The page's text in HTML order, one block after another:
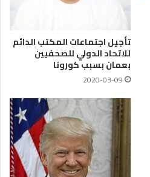
تأجيل اجتماعات المكتب الدائم
للاتحاد الدولي للصحفيين
بعمان بسبب كورونا
2020-03-09